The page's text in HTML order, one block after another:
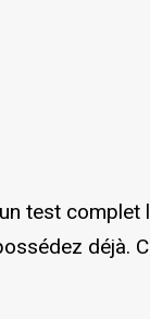
test
déjà.